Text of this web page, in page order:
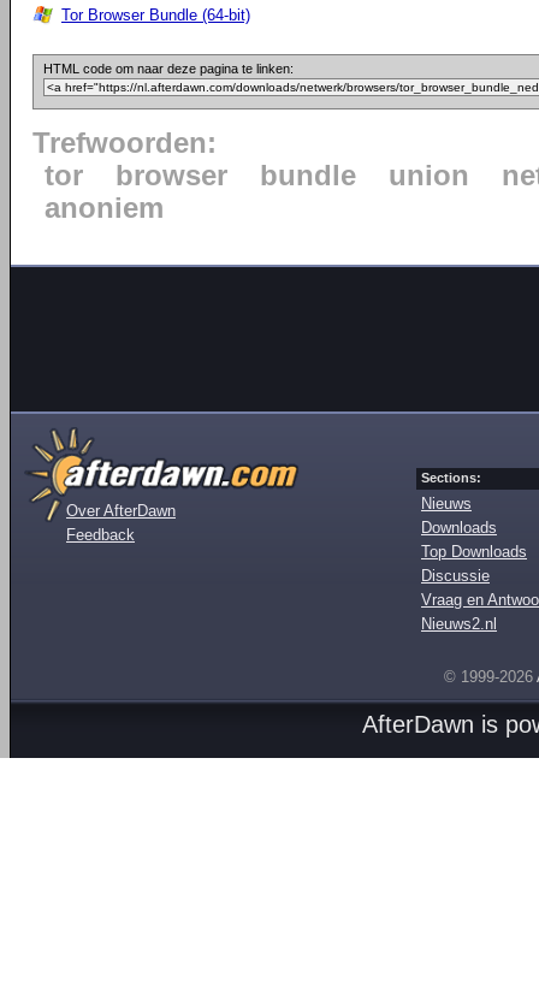
Tor Browser Bundle (64-bit)
HTML code om naar deze pagina te linken:
Trefwoorden:
tor
browser bundle union
anoniem
Over AfterDawn
Feedback
Sections:
Nieuws
Downloads
Top Downloads
Discussie
Vraag en
Nieuws2.nl
© 1999-2026
AfterDawn is